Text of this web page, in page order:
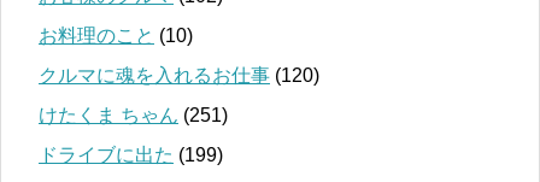
お料理のこと (10)
クルマに魂を入れるお仕事 (120)
けたくま ちゃん (251)
ドライブに出た (199)